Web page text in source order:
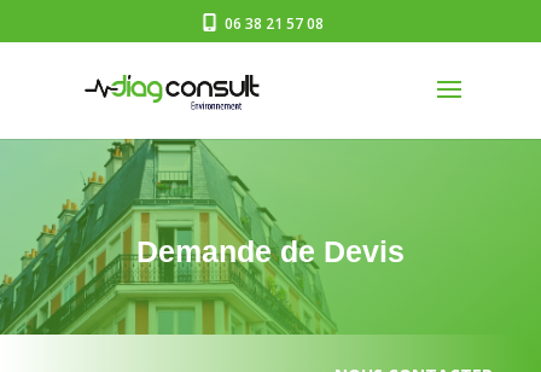
06 38 21 57 08
Demande de Devis